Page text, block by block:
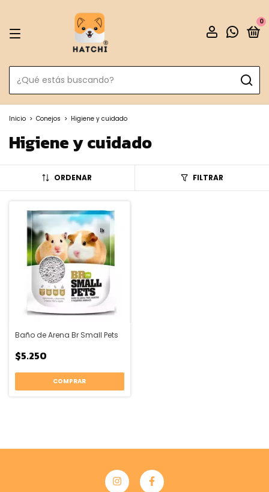
0
Inicio > Conejos > Higiene y cuidado
Higiene y cuidado
ORDENAR FILTRAR
Baño de Arena Br Small Pets
$5.250